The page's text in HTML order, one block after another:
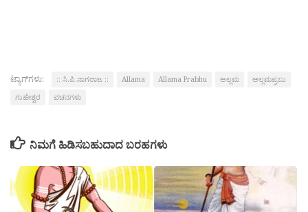
ಟ್ಯಾಗ್‌ಗಳು: :: ಸಿ.ಪಿ.ನಾಗರಾಜ :: Allama Allama Prabhu ಅಲ್ಲಮ
ಅಲ್ಲಮಪ್ರಬು
ಗುಹೇಶ್ವರ
ವಚನಗಳು
ನಿಮಗೆ ಹಿಡಿಸಬಹುದಾದ ಬರಹಗಳು